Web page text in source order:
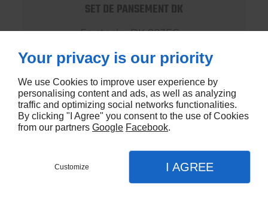
SET DE PANSEMENT DK
En stock - DK-803EC
€1,20
Your privacy is our priority
We use Cookies to improve user experience by
personalising content and ads, as well as analyzing
traffic and optimizing social networks functionalities.
By clicking "I Agree" you consent to the use of Cookies
from our partners Google Facebook.
Customize I AGREE